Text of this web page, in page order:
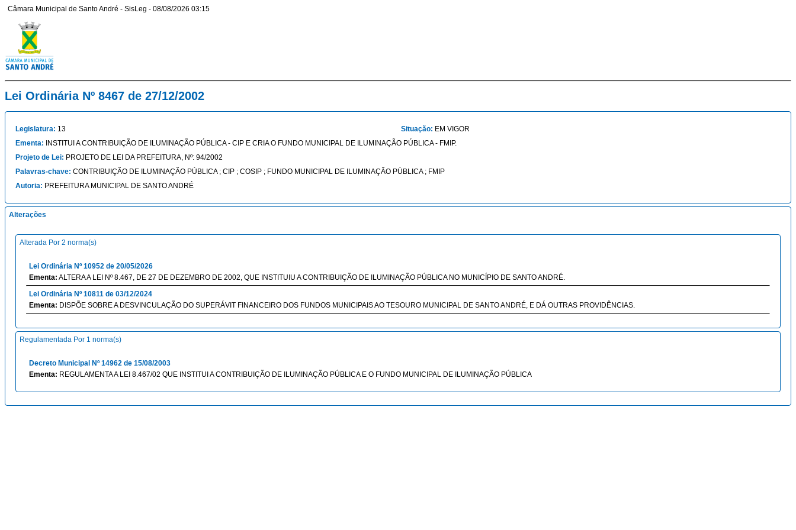
Câmara Municipal de Santo André - SisLeg - 08/08/2026 03:15
Lei Ordinária Nº 8467 de 27/12/2002
Legislatura: 13 Situação: EM VIGOR
Ementa: INSTITUI A CONTRIBUIÇÃO DE ILUMINAÇÃO PÚBLICA - CIP E CRIA O FUNDO MUNICIPAL DE ILUMINAÇÃO PÚBLICA - FMIP.
Projeto de Lei: PROJETO DE LEI DA PREFEITURA, Nº: 94/2002
Palavras-chave: CONTRIBUIÇÃO DE ILUMINAÇÃO PÚBLICA ; CIP ; COSIP ; FUNDO MUNICIPAL DE ILUMINAÇÃO PÚBLICA ; FMIP
Autoria: PREFEITURA MUNICIPAL DE SANTO ANDRÉ
Alterações
Alterada Por 2 norma(s)
Lei Ordinária Nº 10952 de 20/05/2026
Ementa: ALTERA A LEI Nº 8.467, DE 27 DE DEZEMBRO DE 2002, QUE INSTITUIU A CONTRIBUIÇÃO DE ILUMINAÇÃO PÚBLICA NO MUNICÍPIO DE SANTO ANDRÉ.
Lei Ordinária Nº 10811 de 03/12/2024
Ementa: DISPÕE SOBRE A DESVINCULAÇÃO DO SUPERÁVIT FINANCEIRO DOS FUNDOS MUNICIPAIS AO TESOURO MUNICIPAL DE SANTO ANDRÉ, E DÁ OUTRAS PROVIDÊNCIAS.
Regulamentada Por 1 norma(s)
Decreto Municipal Nº 14962 de 15/08/2003
Ementa: REGULAMENTA A LEI 8.467/02 QUE INSTITUI A CONTRIBUIÇÃO DE ILUMINAÇÃO PÚBLICA E O FUNDO MUNICIPAL DE ILUMINAÇÃO PÚBLICA